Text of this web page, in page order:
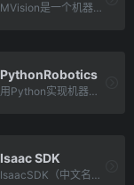
MVision是一个机器人视觉的资料库，包括移动机器人、VS-SLAM、ORB-SLAM2、深度学习目标检测、[…]
PythonRobotics
用Python实现机器人学的相关算法。包含SLAM算法、导航算法、轨迹规划、机械臂导航、双足算法等。gith[…]
Isaac SDK
IsaacSDK（中文名艾萨克软件开发工具包）是由NVIDIA开发的软件开发工具包，旨在促进机器人应用的开发[…]